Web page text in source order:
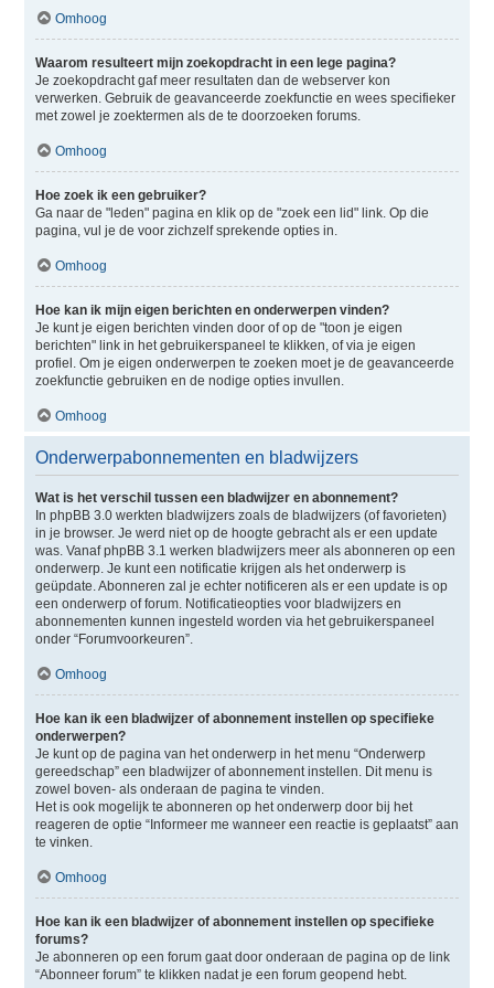
Omhoog
Waarom resulteert mijn zoekopdracht in een lege pagina?
Je zoekopdracht gaf meer resultaten dan de webserver kon
verwerken. Gebruik de geavanceerde zoekfunctie en wees specifieker
met zowel je zoektermen als de te doorzoeken forums.
Omhoog
Hoe zoek ik een gebruiker?
Ga naar de "leden" pagina en klik op de "zoek een lid" link. Op die
pagina, vul je de voor zichzelf sprekende opties in.
Omhoog
Hoe kan ik mijn eigen berichten en onderwerpen vinden?
Je kunt je eigen berichten vinden door of op de "toon je eigen
berichten" link in het gebruikerspaneel te klikken, of via je eigen
profiel. Om je eigen onderwerpen te zoeken moet je de geavanceerde
zoekfunctie gebruiken en de nodige opties invullen.
Omhoog
Onderwerpabonnementen en bladwijzers
Wat is het verschil tussen een bladwijzer en abonnement?
In phpBB 3.0 werkten bladwijzers zoals de bladwijzers (of favorieten)
in je browser. Je werd niet op de hoogte gebracht als er een update
was. Vanaf phpBB 3.1 werken bladwijzers meer als abonneren op een
onderwerp. Je kunt een notificatie krijgen als het onderwerp is
geüpdate. Abonneren zal je echter notificeren als er een update is op
een onderwerp of forum. Notificatieopties voor bladwijzers en
abonnementen kunnen ingesteld worden via het gebruikerspaneel
onder “Forumvoorkeuren”.
Omhoog
Hoe kan ik een bladwijzer of abonnement instellen op specifieke
onderwerpen?
Je kunt op de pagina van het onderwerp in het menu “Onderwerp
gereedschap” een bladwijzer of abonnement instellen. Dit menu is
zowel boven- als onderaan de pagina te vinden.
Het is ook mogelijk te abonneren op het onderwerp door bij het
reageren de optie “Informeer me wanneer een reactie is geplaatst” aan
te vinken.
Omhoog
Hoe kan ik een bladwijzer of abonnement instellen op specifieke
forums?
Je abonneren op een forum gaat door onderaan de pagina op de link
“Abonneer forum” te klikken nadat je een forum geopend hebt.